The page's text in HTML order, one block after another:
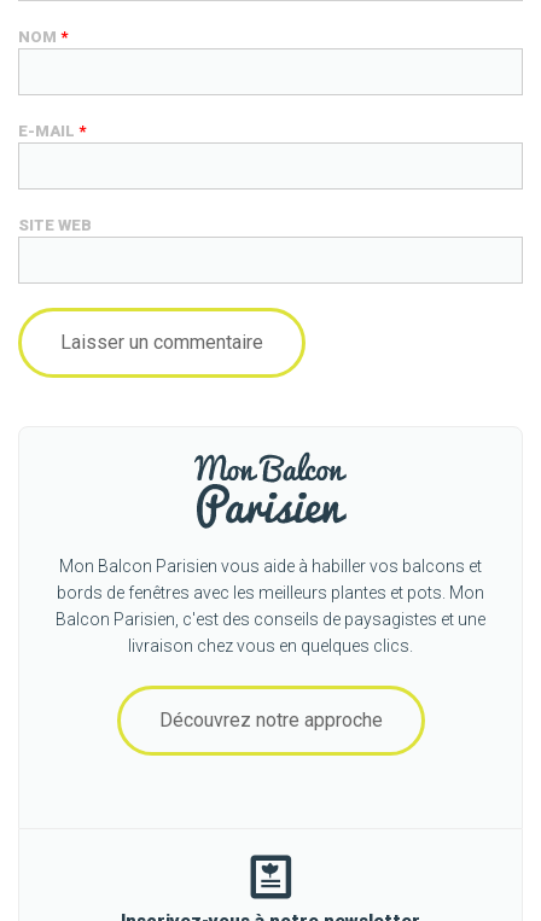
NOM *
E-MAIL *
SITE WEB
Mon Balcon Parisien vous aide à habiller vos balcons et
bords de fenêtres avec les meilleurs plantes et pots. Mon
Balcon Parisien, c'est des conseils de paysagistes et une
livraison chez vous en quelques clics.
Découvrez notre approche